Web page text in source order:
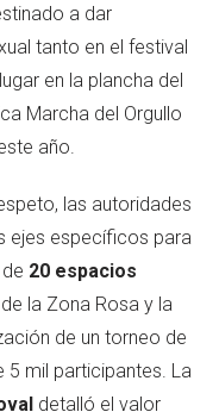
a dar
tanto en el festival
en la plancha del
Marcha del Orgullo
año.
las autoridades
ejes específicos para
20 espacios
la Zona Rosa y la
de un torneo de
5 mil participantes. La
detalló el valor